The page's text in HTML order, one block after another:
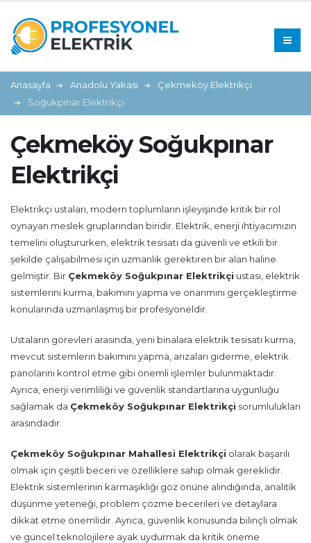
Anasayfa Anadolu Yakası
Çekmeköy Elektrikçi
Soğukpınar Elektrikçi
Çekmeköy Soğukpınar
Elektrikçi
Elektrikçi ustaları, modern toplumların işleyişinde kritik bir rol
oynayan meslek gruplarından biridir. Elektrik, enerji ihtiyacımızın
temelini oluştururken, elektrik tesisatı da güvenli ve etkili bir
şekilde çalışabilmesi için uzmanlık gerektiren bir alan haline
gelmiştir. Bir Çekmeköy Soğukpınar Elektrikçi ustası, elektrik
sistemlerini kurma, bakımını yapma ve onarımını gerçekleştirme
konularında uzmanlaşmış bir profesyoneldir.
Ustaların görevleri arasında, yeni binalara elektrik tesisatı kurma,
mevcut sistemlerin bakımını yapma, arızaları giderme, elektrik
panolarını kontrol etme gibi önemli işlemler bulunmaktadır.
Ayrıca, enerji verimliliği ve güvenlik standartlarına uygunluğu
sağlamak da Çekmeköy Soğukpınar Elektrikçi sorumlulukları
arasındadır.
Çekmeköy Soğukpınar Mahallesi Elektrikçi olarak başarılı
olmak için çeşitli beceri ve özelliklere sahip olmak gereklidir.
Elektrik sistemlerinin karmaşıklığı göz önüne alındığında, analitik
düşünme yeteneği, problem çözme becerileri ve detaylara
dikkat etme önemlidir. Ayrıca, güvenlik konusunda bilinçli olmak
ve güncel teknolojilere ayak uydurmak da kritik öneme